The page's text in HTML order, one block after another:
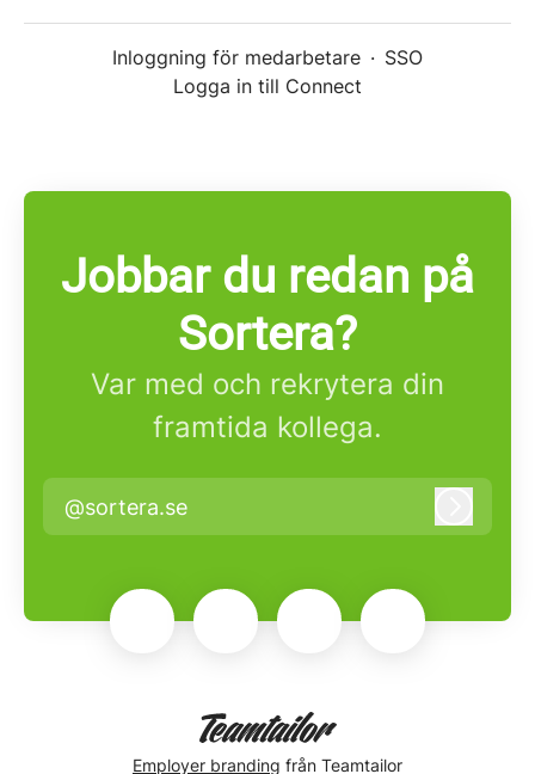
Inloggning för medarbetare · SSO
Logga in till Connect
Jobbar du redan på
Sortera?
Var med och rekrytera din
framtida kollega.
@sortera.se
Employer branding från Teamtailor